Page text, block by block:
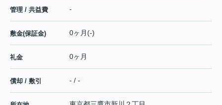
管理 / 共益費 -
敷金(保証金) 0ヶ月(-)
礼金 0ヶ月
償却 / 敷引 - / -